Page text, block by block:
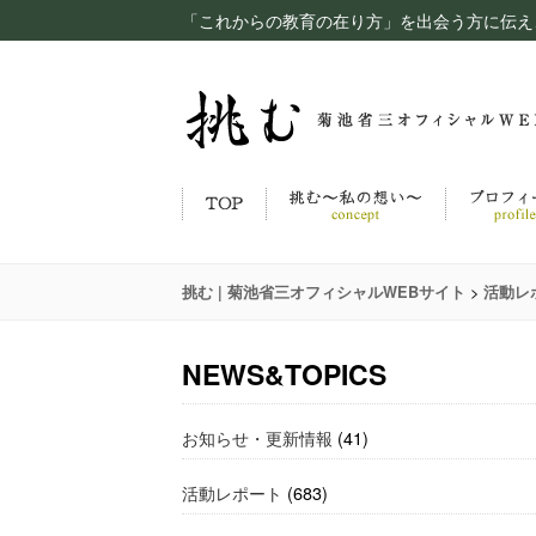
「これからの教育の在り方」を出会う方に伝
挑む | 菊池省三オフィシャルWEBサイト > 活動レ
NEWS&TOPICS
お知らせ・更新情報 (41)
活動レポート (683)